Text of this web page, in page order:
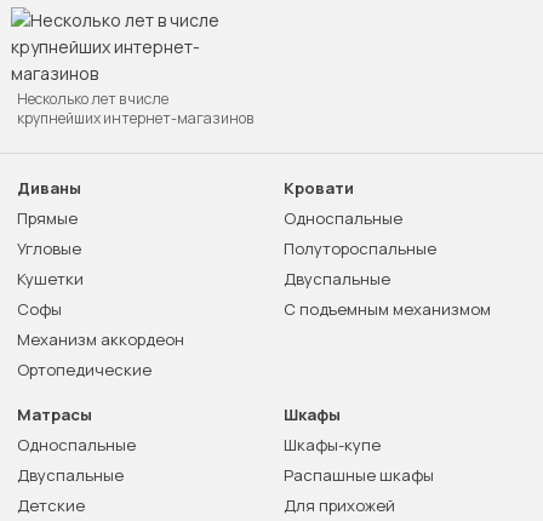
Несколько лет в числе
крупнейших интернет-магазинов
Диваны
Прямые
Угловые
Кушетки
Софы
Механизм аккордеон
Ортопедические
Кровати
Односпальные
Полутороспальные
Двуспальные
С подъемным механизмом
Матрасы
Односпальные
Двуспальные
Детские
Шкафы
Шкафы-купе
Распашные шкафы
Для прихожей